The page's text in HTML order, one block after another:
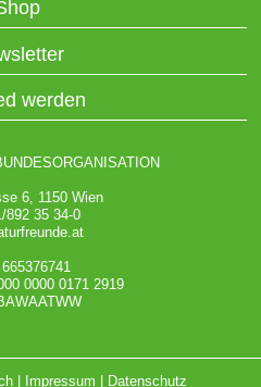
werden
6, 1150 Wien
892 35 34-0
0000 0171 2919
| Impressum Datenschutz